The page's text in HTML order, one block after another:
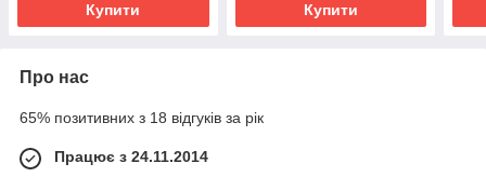
Купити Купити
Про нас
65% позитивних з 18 відгуків за рік
Працює з 24.11.2014